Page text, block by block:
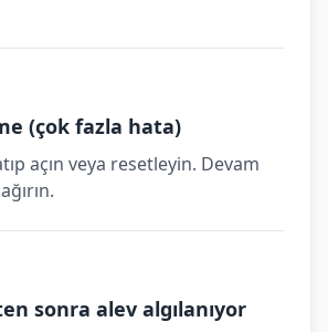
(çok fazla hata)
açın veya resetleyin. Devam
sonra alev algılanıyor